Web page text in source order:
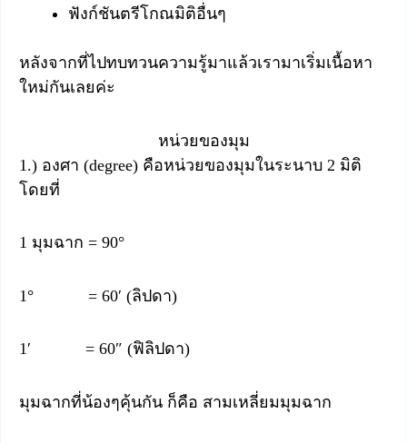
ฟังก์ชันตรีโกณมิติอื่นๆ
หลังจากที่ไปทบทวนความรู้มาแล้วเรามาเริ่มเนื้อหา
ใหม่กันเลยค่ะ
หน่วยของมุม
1.) องศา (degree) คือหน่วยของมุมในระนาบ 2 มิติ
โดยที่
1 มุมฉาก = 90°
1° = 60′ (ลิปดา)
1′ = 60″ (ฟิลิปดา)
มุมฉากที่น้องๆคุ้นกัน ก็คือ สามเหลี่ยมมุมฉาก